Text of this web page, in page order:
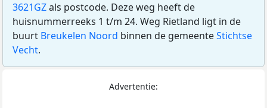
3621GZals postcode. Deze weg heeft de
huisnummerreeks 1 t/m 24. Weg Rietland ligt in de
buurt Breukelen Noord binnen de gemeenteStichtse
Vecht.
Advertentie: